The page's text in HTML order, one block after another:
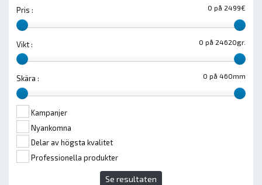
0 på 2499€
Pris :
0 på 24620gr.
Vikt :
0 på 460mm
Skära :
Kampanjer
Nyankomna
Delar av högsta kvalitet
Professionella produkter
Se resultaten